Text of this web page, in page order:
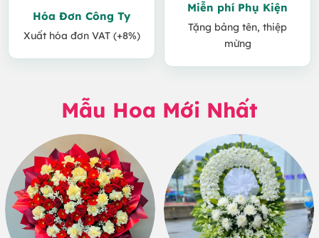
Hóa Đơn Công Ty
Xuất hóa đơn VAT (+8%)
Miễn phí Phụ Kiện
Tặng bảng tên, thiệp
mừng
Mẫu Hoa Mới Nhất